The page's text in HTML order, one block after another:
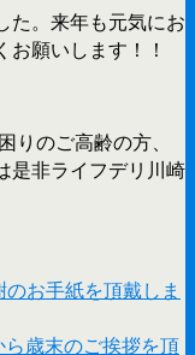
た。来年も元気にお
願いします！！
りのご高齢の方、
是非ライフデリ川崎
お手紙を頂戴しま
歳末のご挨拶を頂